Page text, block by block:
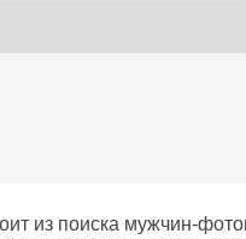
из поиска мужчин-